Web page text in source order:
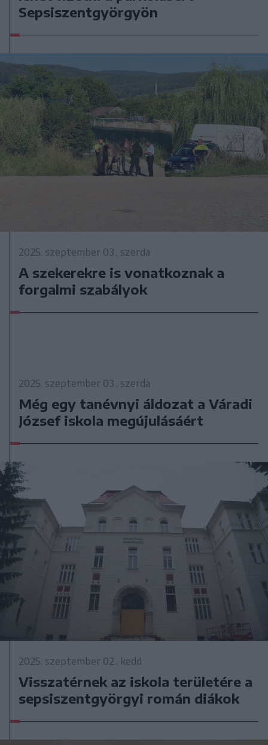
Sepsiszentgyörgyön
2025. szeptember 03., szerda
A szekerekre is vonatkoznak a
forgalmi szabályok
2025. szeptember 03., szerda
Még egy tanévnyi áldozat a Váradi
József iskola megújulásáért
2025. szeptember 02., kedd
Visszatérnek az iskola területére a
sepsiszentgyörgyi román diákok